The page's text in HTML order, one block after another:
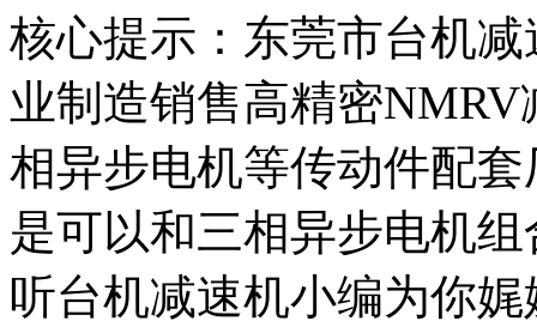
核心提示：东莞市台机
业制造销售高精密
相异步电机等传动件配
是可以和三相异步电机
听台机减速机小编为你